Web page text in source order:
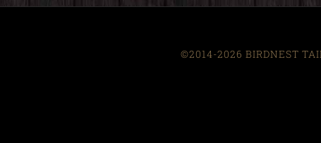
©2014-2026 BIRDNEST